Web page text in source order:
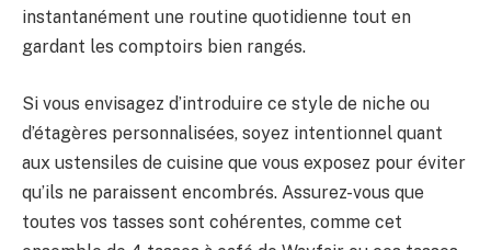
instantanément une routine quotidienne tout en
gardant les comptoirs bien rangés.
Si vous envisagez d’introduire ce style de niche ou
d’étagères personnalisées, soyez intentionnel quant
aux ustensiles de cuisine que vous exposez pour éviter
qu’ils ne paraissent encombrés. Assurez-vous que
toutes vos tasses sont cohérentes, comme cet